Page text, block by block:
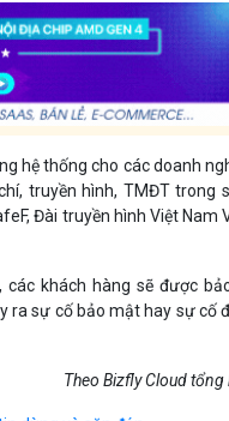
hệ thống cho các doanh
truyền hình, TMĐT trong
Đài truyền hình Việt Nam
khách hàng sẽ được
ra sự cố bảo mật hay sự cố
Theo Bizfly Cloud tổng